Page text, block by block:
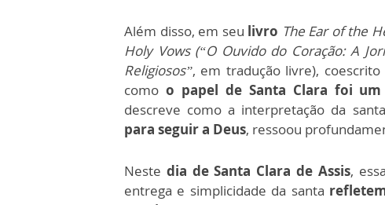
Além disso, em seu livro The Ear of the
Holy Vows (“O Ouvido do Coração: A
Religiosos”, em tradução livre),
como o papel de Santa Clara foi
descreve como a interpretação da
para seguir a Deus, ressoou
Neste dia de Santa Clara de Assis,
entrega e simplicidade da santa